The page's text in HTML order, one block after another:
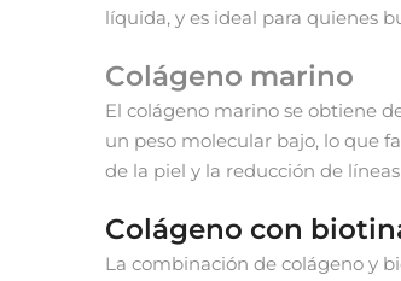
líquida, y es ideal para quienes
Colágeno marino
El colágeno marino se obtiene
un peso molecular bajo, lo que
de la piel y la reducción de
Colágeno con
La combinación de colágeno y